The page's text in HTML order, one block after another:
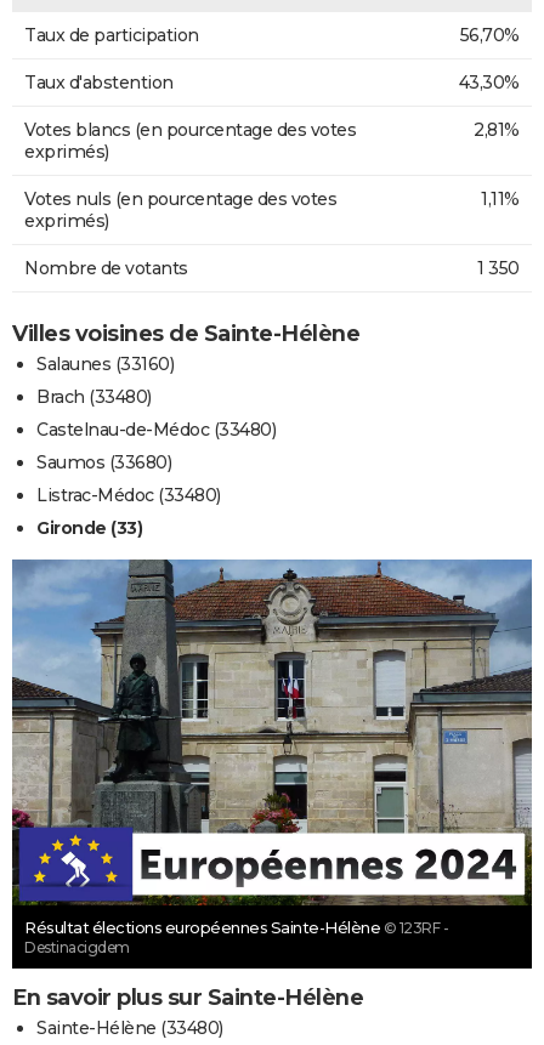
Taux de participation 56,70%
Taux d'abstention 43,30%
Votes blancs (en pourcentage des votes
exprimés)
2,81%
Votes nuls (en pourcentage des votes
exprimés)
1,11%
Nombre de votants 1 350
Villes voisines de Sainte-Hélène
Salaunes (33160)
Brach (33480)
Castelnau-de-Médoc (33480)
Saumos (33680)
Listrac-Médoc (33480)
Gironde (33)
Résultat élections européennes Sainte-Hélène © 123RF -
Destinacigdem
En savoir plus sur Sainte-Hélène
Sainte-Hélène (33480)